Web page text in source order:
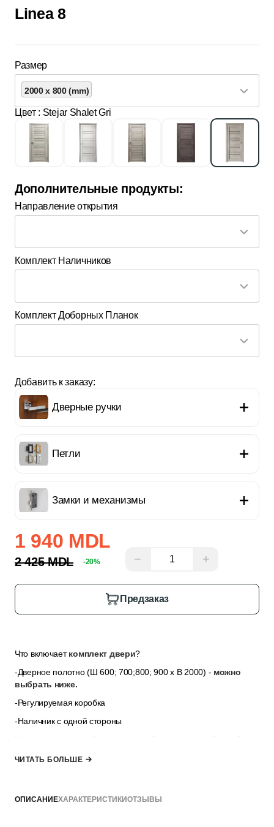
Linea 8
Размер
2000 x 800 (mm)
Цвет : Stejar Shalet Gri
Дополнительные продукты:
Направление открытия
Комплект Наличников
Комплект Доборных Планок
Добавить к заказу:
Дверные ручки
Петли
Замки и механизмы
1 940 MDL
2 425 MDL -20% − +
Предзаказ
Что включаеткомплект двери?
-Дверное полотно (Ш 600; 700;800; 900x В 2000) - можно
выбрать ниже.
-Регулируемая коробка
-Наличник с одной стороны
толщина стены не позволяет закрыть её только наличниками.
выбрать в разделе “Добавить к заказу”
ЧИТАТЬ БОЛЬШЕ
ОПИСАНИЕХАРАКТЕРИСТИКИОТЗЫВЫ